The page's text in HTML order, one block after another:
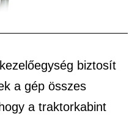
biztosít
a gép összes
a traktorkabint